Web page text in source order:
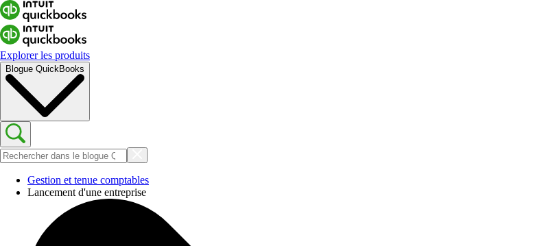
Explorer les produits
Blogue QuickBooks
Gestion et tenue comptables
Lancement d'une entreprise